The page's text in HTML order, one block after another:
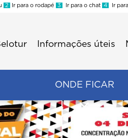
2 Ir para o rodapé 3 Ir para o chat 4 Ir
Informações úteis
ONDE FICAR